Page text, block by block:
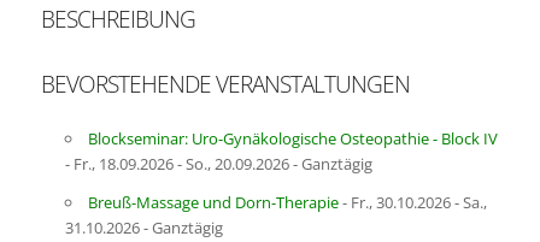
BESCHREIBUNG
BEVORSTEHENDE VERANSTALTUNGEN
Blockseminar: Uro-Gynäkologische Osteopathie - Block IV
- Fr., 18.09.2026 - So., 20.09.2026 - Ganztägig
Breuß-Massage und Dorn-Therapie- Fr., 30.10.2026 - Sa.,
31.10.2026 - Ganztägig